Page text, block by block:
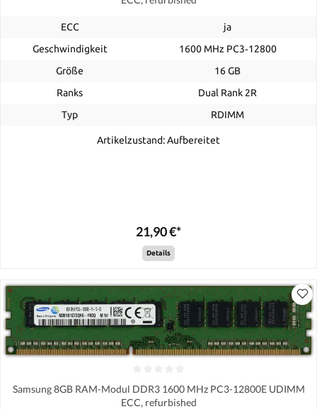
ECC
ja
Geschwindigkeit
1600 MHz PC3‑12800
Größe
16 GB
Ranks
Dual Rank 2R
Typ
RDIMM
Artikelzustand: Aufbereitet
21,90 €*
Details
Samsung 8GB RAM-Modul DDR3 1600 MHz PC3-12800E UDIMM
ECC, refurbished